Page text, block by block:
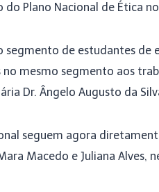
Plano Nacional de Ética
de estudantes
mesmo segmento aos
Dr. Ângelo Augusto da
seguem agora
Macedo e Juliana Alves,